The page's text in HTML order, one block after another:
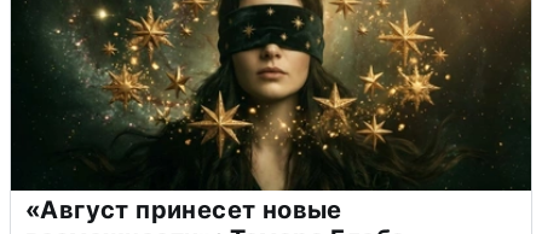
«Август принесет новые